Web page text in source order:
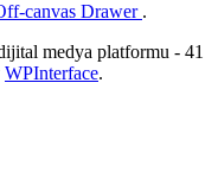
canvas Drawer .
medya platformu - 41
WPInterface.